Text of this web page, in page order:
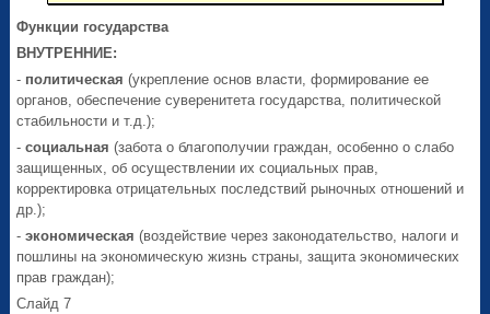
Функции государства
ВНУТРЕННИЕ:
- политическая (укрепление основ власти, формирование ее
органов, обеспечение суверенитета государства, политической
стабильности и т.д.);
-социальная (забота о благополучии граждан, особенно о слабо
защищенных, об осуществлении их социальных прав,
корректировка отрицательных последствий рыночных отношений и
др.);
-экономическая (воздействие через законодательство, налоги и
пошлины на экономическую жизнь страны, защита экономических
прав граждан);
Слайд 7